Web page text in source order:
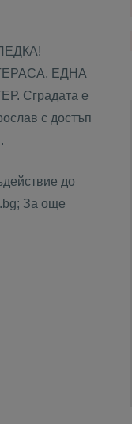
ЕДНА
Сградата е
с достъп
до
За още